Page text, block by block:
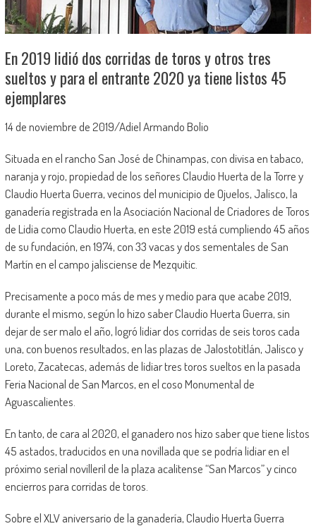
En 2019 lidió dos corridas de toros y otros tres
sueltos y para el entrante 2020 ya tiene listos 45
ejemplares
14 de noviembre de 2019/Adiel Armando Bolio
Situada en el rancho San José de Chinampas, con divisa en tabaco,
naranja y rojo, propiedad de los señores Claudio Huerta de la Torre y
Claudio Huerta Guerra, vecinos del municipio de Ojuelos, Jalisco, la
ganadería registrada en la Asociación Nacional de Criadores de Toros
de Lidia como Claudio Huerta, en este 2019 está cumpliendo 45 años
de su fundación, en 1974, con 33 vacas y dos sementales de San
Martín en el campo jalisciense de Mezquitic.
Precisamente a poco más de mes y medio para que acabe 2019,
durante el mismo, según lo hizo saber Claudio Huerta Guerra, sin
dejar de ser malo el año, logró lidiar dos corridas de seis toros cada
una, con buenos resultados, en las plazas de Jalostotitlán, Jalisco y
Loreto, Zacatecas, además de lidiar tres toros sueltos en la pasada
Feria Nacional de San Marcos, en el coso Monumental de
Aguascalientes.
En tanto, de cara al 2020, el ganadero nos hizo saber que tiene listos
45 astados, traducidos en una novillada que se podría lidiar en el
próximo serial novilleril de la plaza acalitense “San Marcos” y cinco
encierros para corridas de toros.
Sobre el XLV aniversario de la ganadería, Claudio Huerta Guerra